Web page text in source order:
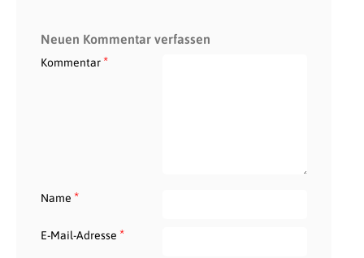
Neuen Kommentar verfassen
Kommentar*
Name *
E-Mail-Adresse *